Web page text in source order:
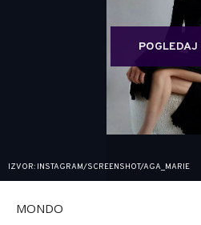
POGLEDAJ
IZVOR: INSTAGRAM/SCREENSHOT/AGA_MARIE
MONDO